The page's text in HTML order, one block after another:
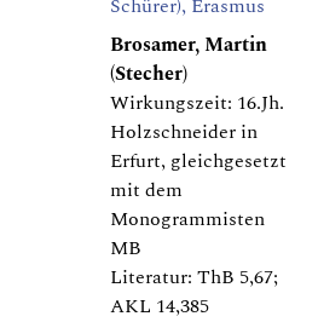
Schürer), Erasmus
Brosamer, Martin
(Stecher)
Wirkungszeit: 16.Jh.
Holzschneider in
Erfurt, gleichgesetzt
mit dem
Monogrammisten
MB
Literatur: ThB 5,67;
AKL 14,385